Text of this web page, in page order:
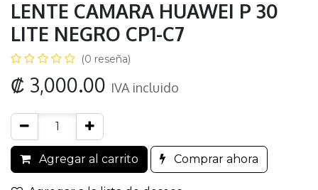
LENTE CAMARA HUAWEI P 30
LITE NEGRO CP1-C7
(0 reseña)
₡ 3,000.00 IVA incluido
Agregar al carrito Comprar ahora